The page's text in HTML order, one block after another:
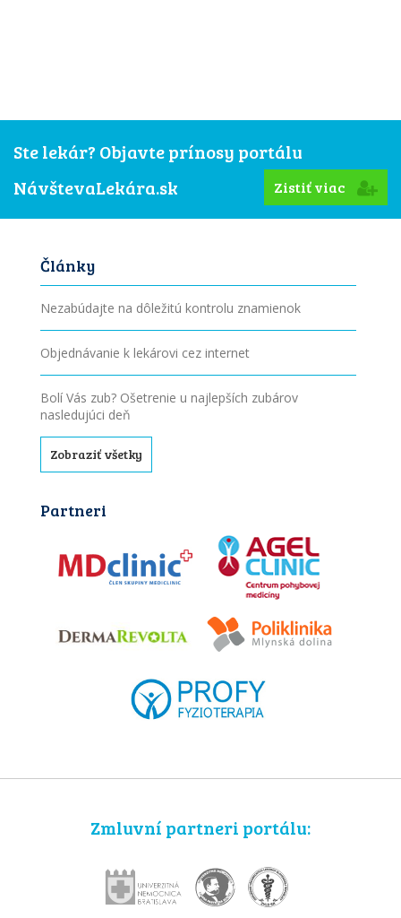
Ste lekár? Objavte prínosy portálu
NávštevaLekára.sk
Zistiť viac
Články
Nezabúdajte na dôležitú kontrolu znamienok
Objednávanie k lekárovi cez internet
Bolí Vás zub? Ošetrenie u najlepších zubárov
nasledujúci deň
Zobraziť všetky
Partneri
Zmluvní partneri portálu: